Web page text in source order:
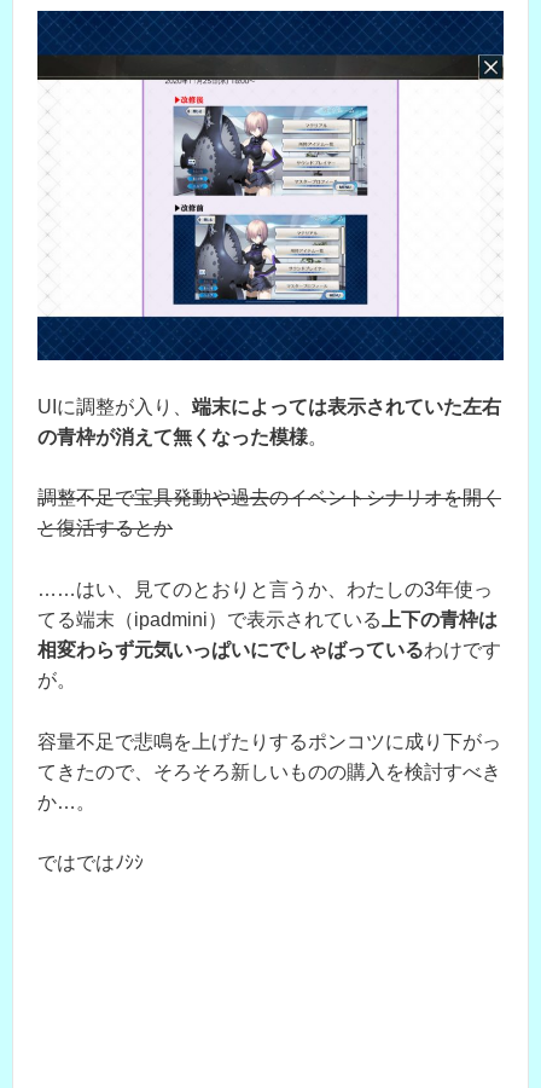
UIに調整が入り、 端末によっては表示されていた左右
の青枠が消えて無くなった模様。
調整不足で宝具発動や過去のイベントシナリオを開く
と復活するとか
……はい、見てのとおりと言うか、わたしの3年使っ
てる端末（ipadmini）で表示されている
上下の青枠は
相変わらず元気いっぱいにでしゃばっているわけです
が。
容量不足で悲鳴を上げたりするポンコツに成り下がっ
てきたので、そろそろ新しいものの購入を検討すべき
か…。
ではではﾉｼｼ